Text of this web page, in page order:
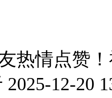
热情点赞
12-20